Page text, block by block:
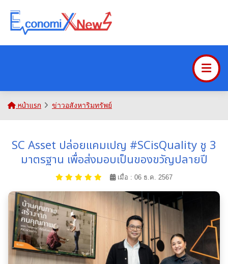
หน้าแรก ข่าวอสังหาริมทรัพย์
SC Asset ปล่อยแคมเปญ #SCisQuality ชู 3
มาตรฐาน เพื่อส่งมอบเป็นของขวัญปลายปี
เมื่อ : 06 ธ.ค. 2567